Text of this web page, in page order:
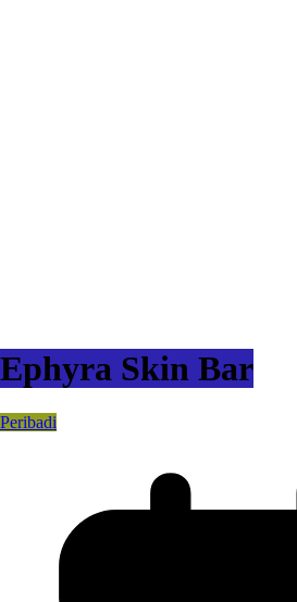
Ephyra Skin Bar
Peribadi